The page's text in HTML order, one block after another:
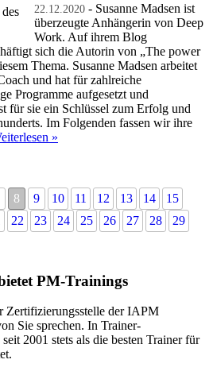
22.12.2020 - Susanne Madsen ist
überzeugte Anhängerin von Deep
Work. Auf ihrem Blog
sich die Autorin von „The power
Thema. Susanne Madsen arbeitet
und hat für zahlreiche
Programme aufgesetzt und
für sie ein Schlüssel zum Erfolg und
Im Folgenden fassen wir ihre
»
8 9 10 11 12 13 14
15
22 23 24 25 26 27 28
29
PM-Trainings
Zertifizierungsstelle der IAPM
Sie sprechen. In Trainer-
2001 stets als die besten Trainer für